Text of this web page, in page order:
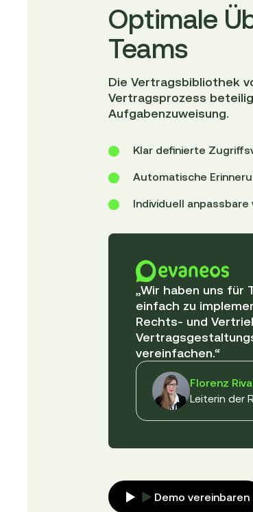
Optimale
Teams
Die Vertragsbibliothek
Vertragsprozess
Aufgabenzuweisung.
Klar definierte
Automatische
Individuell
„Wir haben uns für
einfach zu
Rechts- und
vereinfachen.“
Florenz
Leiterin der
Demo vereinbaren